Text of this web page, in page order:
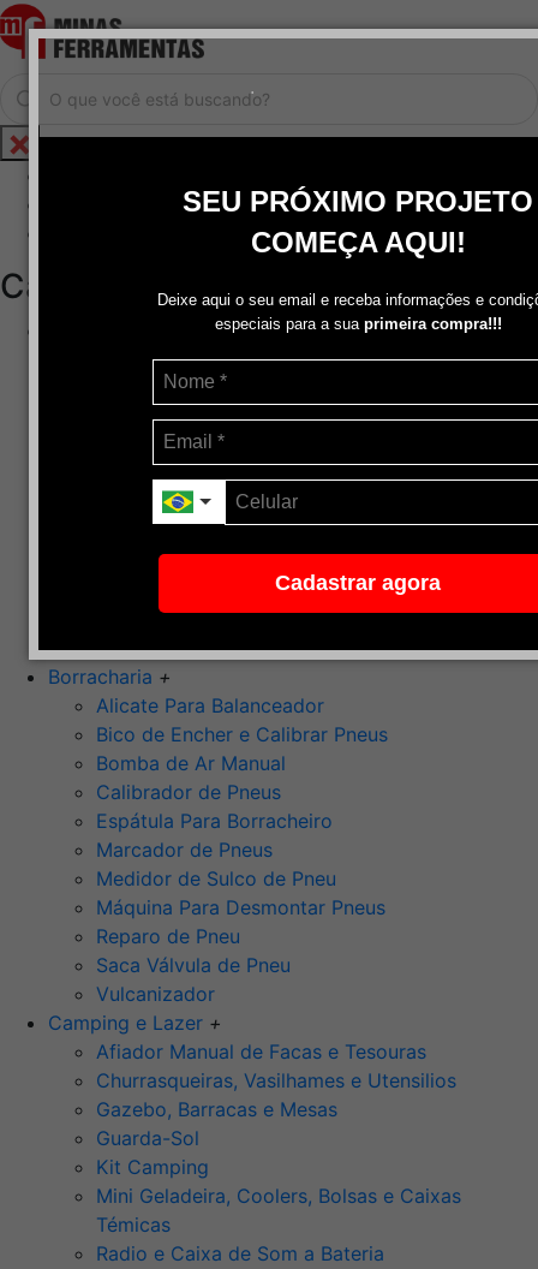
.
SEU PRÓXIMO PROJETO
COMEÇA AQUI!
Deixe aqui o seu email e receba informações e
especiais para a sua primeira compra!!!
Cadastrar agora
Cadastrar / Logar
Central de Atendimento
Categorias
Disco de Corte
Disco de Corte e Desbaste-Dupla Aplicação
Disco de Desbaste
Escovas de Aço
Escovas de Latão
Pasta Para Assentar Válvula
Pedra de Afiar
Ponta Montada (Oxido de Alumínio)
Rebolos
Borracharia +
Alicate Para Balanceador
Bico de Encher e Calibrar Pneus
Bomba de Ar Manual
Calibrador de Pneus
Espátula Para Borracheiro
Marcador de Pneus
Medidor de Sulco de Pneu
Máquina Para Desmontar Pneus
Reparo de Pneu
Saca Válvula de Pneu
Vulcanizador
Camping e Lazer +
Afiador Manual de Facas e Tesouras
Churrasqueiras, Vasilhames e Utensilios
Gazebo, Barracas e Mesas
Guarda-Sol
Kit Camping
Mini Geladeira, Coolers, Bolsas e Caixas
Témicas
Radio e Caixa de Som a Bateria